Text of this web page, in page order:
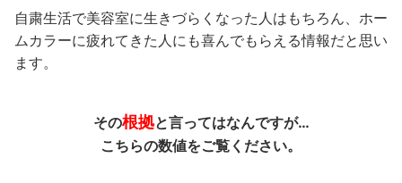
自粛生活で美容室に生きづらくなった人はもちろん、ホー
ムカラーに疲れてきた人にも喜んでもらえる情報だと思い
ます。
その根拠と言ってはなんですが…
こちらの数値をご覧ください。